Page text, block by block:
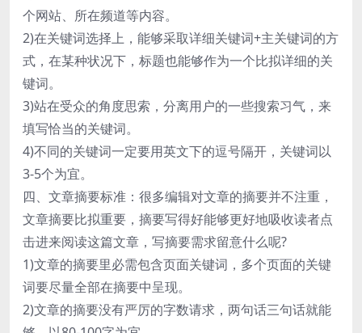
个网站、所在频道等内容。
2)在关键词选择上，能够采取详细关键词+主关键词的方
式，在某种状况下，标题也能够作为一个比拟详细的关
键词。
3)站在受众的角度思索，分离用户的一些搜索习气，来
填写恰当的关键词。
4)不同的关键词一定要用英文下的逗号隔开，关键词以
3-5个为宜。
四、文章摘要标准：很多编辑对文章的摘要并不注重，
文章摘要比拟重要，摘要写得好能够更好地吸收读者点
击进来阅读这篇文章，写摘要需求留意什么呢?
1)文章的摘要里必需包含页面关键词，多个页面的关键
词要尽量全部在摘要中呈现。
2)文章的摘要没有严厉的字数请求，两句话三句话就能